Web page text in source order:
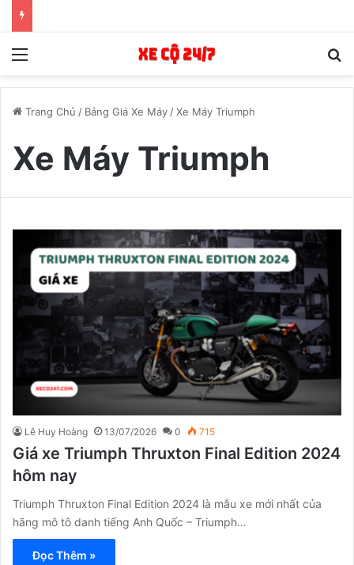
Menu
Trang Chủ / Bảng Giá Xe Máy /Xe Máy Triumph
Xe Máy Triumph
Lê Huy Hoàng 13/07/2026 0 715
Giá xe Triumph Thruxton Final Edition 2024
hôm nay
Triumph Thruxton Final Edition 2024 là mẫu xe mới nhất của
hãng mô tô danh tiếng Anh Quốc – Triumph…
Đọc Thêm »